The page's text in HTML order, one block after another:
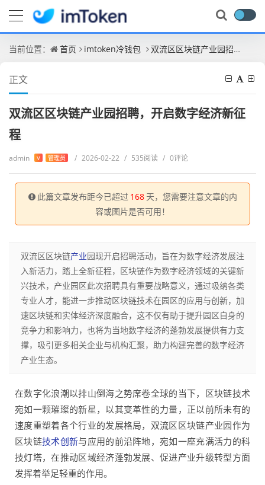
当前位置： 首页 imtoken冷钱包 双流区区块链产业园招聘，开启数字经济新征程
正文
双流区区块链产业园招聘，开启数字经济新征
程
admin V 管理员 / 2026-02-22 / 535阅读 / 0评论
此篇文章发布距今已超过 168 天，您需要注意文章的内
容或图片是否可用！
双流区区块链产业园现开启招聘活动，旨在为数字经济发展注
入新活力，踏上全新征程，区块链作为数字经济领域的关键新
兴技术，产业园区此次招聘具有重要战略意义，通过吸纳各类
专业人才，能进一步推动区块链技术在园区的应用与创新，加
速区块链和实体经济深度融合，这不仅有助于提升园区自身的
竞争力和影响力，也将为当地数字经济的蓬勃发展提供有力支
撑，吸引更多相关企业与机构汇聚，助力构建完善的数字经济
产业生态。
在数字化浪潮以排山倒海之势席卷全球的当下，区块链技术
宛如一颗璀璨的新星，以其变革性的力量，正以前所未有的
速度重塑着各个行业的发展格局，双流区区块链产业园作为
区块链技术创新与应用的前沿阵地，宛如一座充满活力的科
技灯塔，在推动区域经济蓬勃发展、促进产业升级转型方面
发挥着举足轻重的作用。